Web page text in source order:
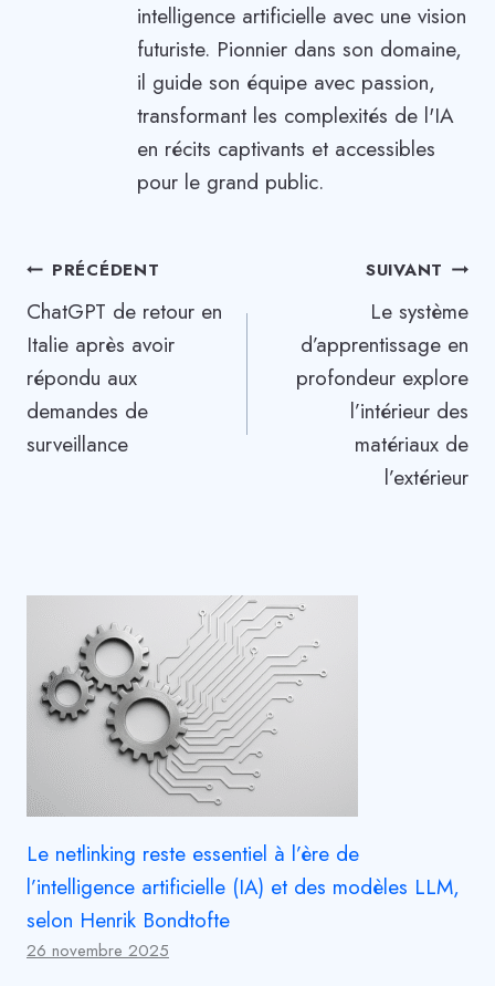
intelligence artificielle avec une vision
futuriste. Pionnier dans son domaine,
il guide son équipe avec passion,
transformant les complexités de l'IA
en récits captivants et accessibles
pour le grand public.
Navigation
de
l’article
PRÉCÉDENT
ChatGPT de retour en
Italie après avoir
répondu aux
demandes de
surveillance
SUIVANT
Le système
d’apprentissage en
profondeur explore
l’intérieur des
matériaux de
l’extérieur
Le netlinking reste essentiel à l’ère de
l’intelligence artificielle (IA) et des modèles LLM,
selon Henrik Bondtofte
26 novembre 2025